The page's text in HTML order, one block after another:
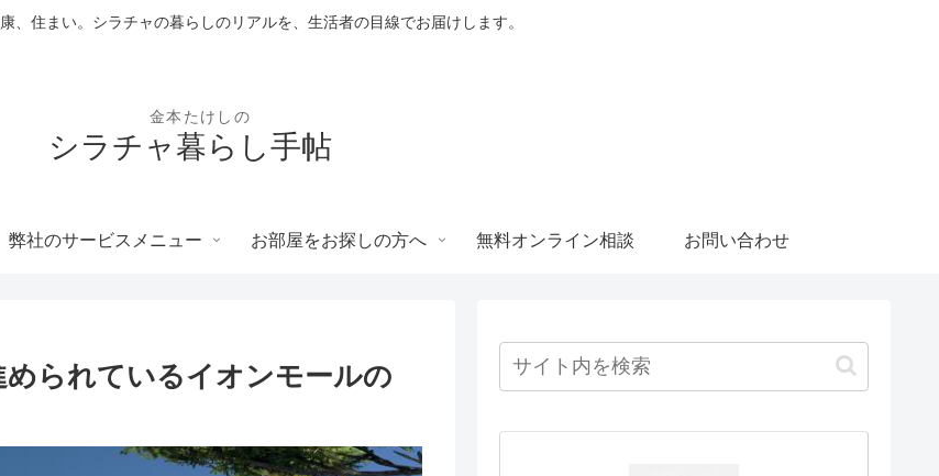
、住まい。シラチャの暮らしのリアルを、生活者の目線でお届けします。
シラチャ暮らし手帖
弊社のサービスメニュー お部屋をお探しの方へ 無料オンライン相談 お問い合わせ
られているイオンモールの